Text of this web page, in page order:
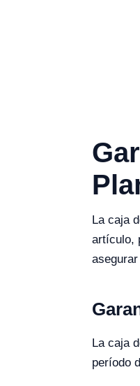
La caja
artículo,
La caja
período